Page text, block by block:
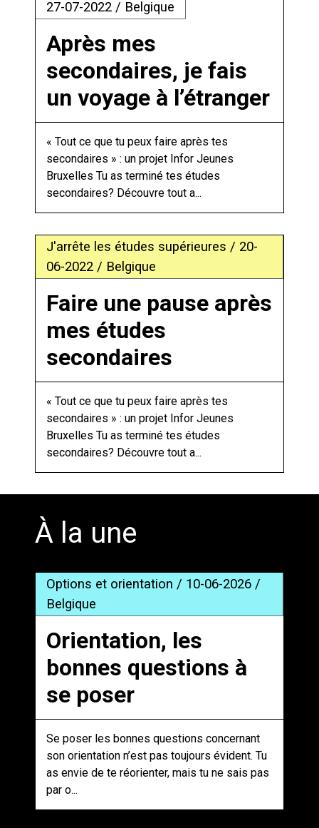
27-07-2022 / Belgique
Après mes
secondaires, je fais
un voyage à l’étranger
« Tout ce que tu peux faire après tes
secondaires » : un projet Infor Jeunes
Bruxelles Tu as terminé tes études
secondaires? Découvre tout a...
J'arrête les études supérieures / 20-
06-2022 / Belgique
Faire une pause après
mes études
secondaires
« Tout ce que tu peux faire après tes
secondaires » : un projet Infor Jeunes
Bruxelles Tu as terminé tes études
secondaires? Découvre tout a...
À la une
Options et orientation / 10-06-2026 /
Belgique
Orientation, les
bonnes questions à
se poser
Se poser les bonnes questions concernant
son orientation n’est pas toujours évident. Tu
as envie de te réorienter, mais tu ne sais pas
par o...